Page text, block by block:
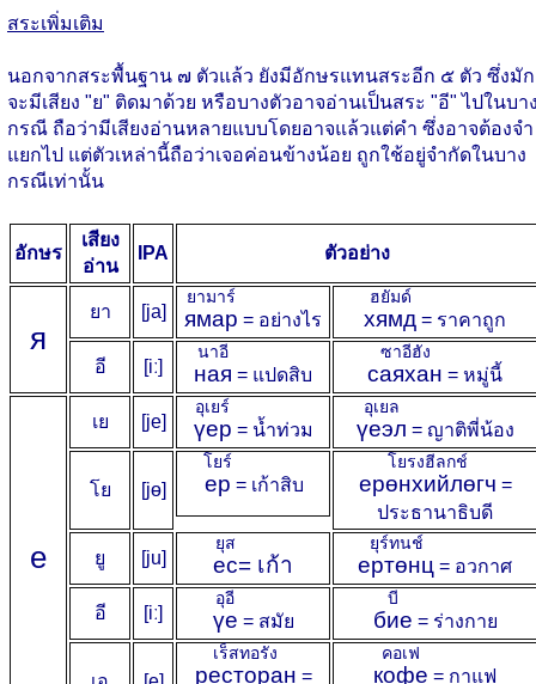
สระเพิ่มเติม
นอกจากสระพื้นฐาน ๗ ตัวแล้ว ยังมีอักษรแทนสระอีก ๕ ตัว ซึ่งมัก
จะมีเสียง "ย" ติดมาด้วย หรือบางตัวอาจอ่านเป็นสระ "อี" ไปในบา
กรณี ถือว่ามีเสียงอ่านหลายแบบโดยอาจแล้วแต่คำ ซึ่งอาจต้องจำ
แยกไป แต่ตัวเหล่านี้ถือว่าเจอค่อนข้างน้อย ถูกใช้อยู่จำกัดในบาง
กรณีเท่านั้น
อักษร
เสียง
อ่าน
IPA ตัวอย่าง
я
ยา [ja] ямар
ยามาร์
= อย่างไร хямд
ฮยัมด์
= ราคาถูก
อี [iː] ная
นาอี
= แปดสิบ саяхан
ซาอีฮัง
= หมู่นี้
е
เย [je] үер
อุเยร์
= น้ำท่วม үеэл
อุเยล
= ญาติพี่น้อง
โย [jɵ] ер
โยร์
= เก้าสิบ ерөнхийлөгч
โยรงฮีลกช์
=
ประธานาธิบดี
ยู [ju] ес
ยุส
= เก้า ертөнц
ยุร์ทนช์
= อวกาศ
อี [iː] үе
อุอี
= สมัย бие
บี
= ร่างกาย
ресторан
เร็สทอรัง
= кофе
คอเฟ
= กาแฟ